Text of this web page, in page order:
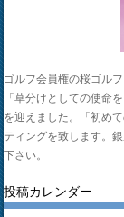
ゴルフ会員権の桜ゴルフ
「草分けとしての使命
を迎えました。「初め
ティングを致します。
下さい。
投稿カレンダー